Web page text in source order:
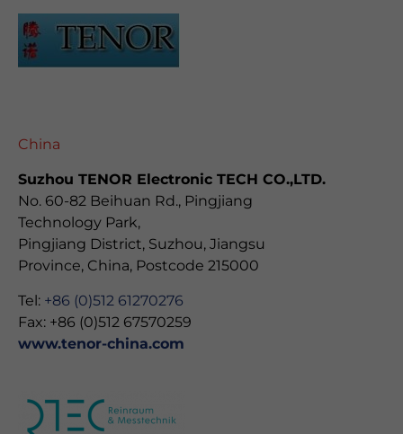
China
Suzhou TENOR Electronic TECH CO.,LTD.
No. 60-82 Beihuan Rd., Pingjiang
Technology Park,
Pingjiang District, Suzhou, Jiangsu
Province, China, Postcode 215000
Tel: +86 (0)512 61270276
Fax: +86 (0)512 67570259
www.tenor-china.com